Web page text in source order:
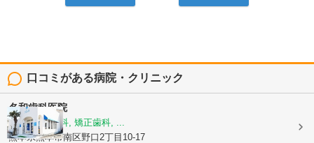
口コミがある病院・クリニック
名和歯科医院
歯科, 小児歯科, 矯正歯科, ...
熊本県熊本市南区野口2丁目10-17